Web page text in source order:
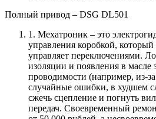
Полный привод – DSG DL501
1. Мехатроник – это
управления коробкой,
управляет переключениями.
изоляции и появления в масле
проводимости (например, из-
случайные ошибки, в худшем
сжечь сцепление и погнуть
передач. Своевременный